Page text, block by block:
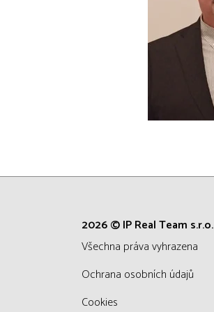
2026 © IP Real Team s.r.o.
všechna práva vyhrazena
Ochrana osobních údajů
Cookies